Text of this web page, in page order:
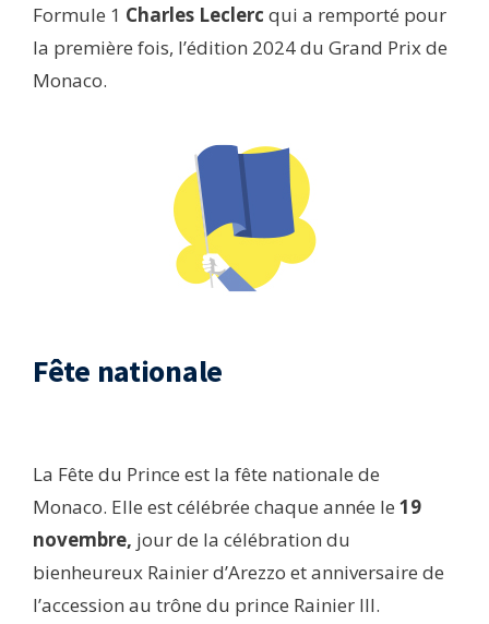
Formule 1 Charles Leclerc qui a remporté pour
la première fois, l’édition 2024 du Grand Prix de
Monaco.
Fête nationale
La Fête du Prince est la fête nationale de
Monaco. Elle est célébrée chaque année le 19
novembre, jour de la célébration du
bienheureux Rainier d’Arezzo et anniversaire de
l’accession au trône du prince Rainier III.